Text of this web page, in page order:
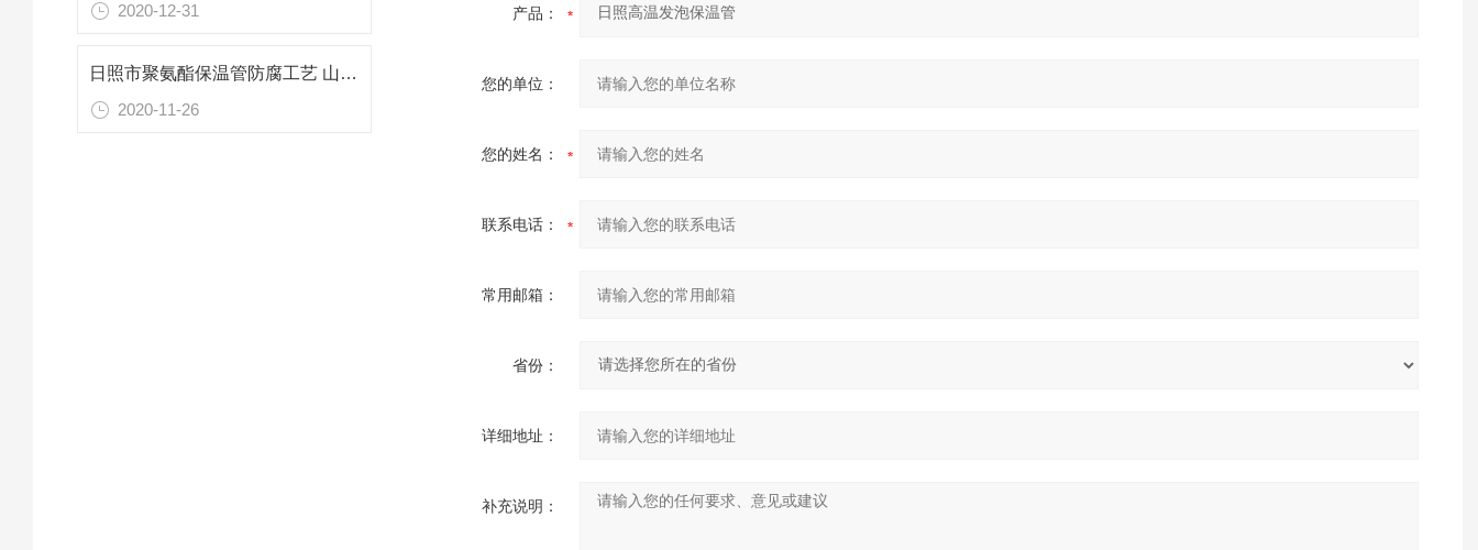
2020-12-31
日照市聚氨酯保温管防腐工艺 山东专业防腐保温材料
2020-11-26
产品：
您的单位：
您的姓名：
联系电话：
常用邮箱：
省份：
详细地址：
补充说明：